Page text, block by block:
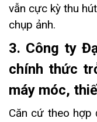
vẫn cực kỳ thu
chụp ảnh.
3. Công ty
chính thức
máy móc,
Căn cứ theo